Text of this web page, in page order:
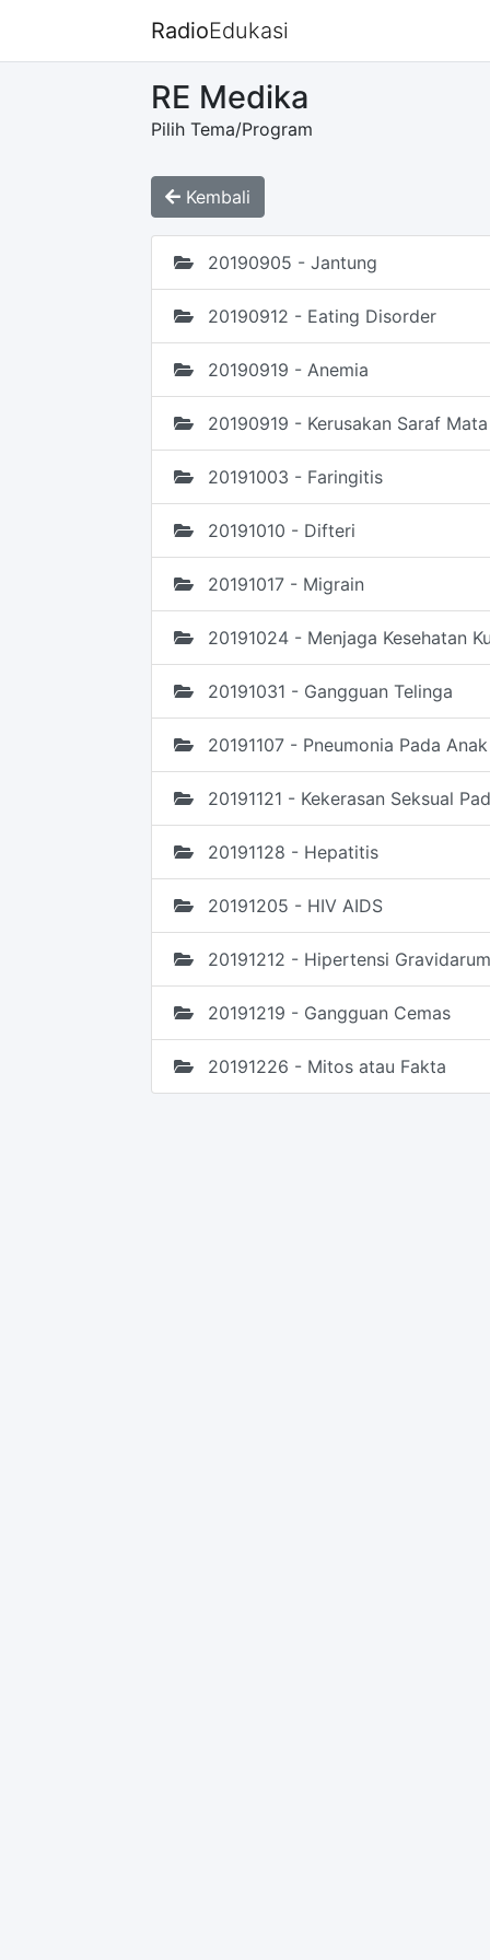
RadioEdukasi
RE Medika
Pilih Tema/Program
Kembali
20190905 - Jantung
20190912 - Eating Disorder
20190919 - Anemia
20190919 - Kerusakan Saraf
20191003 - Faringitis
20191010 - Difteri
20191017 - Migrain
20191024 - Menjaga Kesehatan
20191031 - Gangguan Telinga
20191107 - Pneumonia Pada Anak
20191121 - Kekerasan Seksual
20191128 - Hepatitis
20191205 - HIV AIDS
20191212 - Hipertensi Gravidarum
20191219 - Gangguan Cemas
20191226 - Mitos atau Fakta